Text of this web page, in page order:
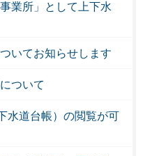
業所」として上下水
いてお知らせします
ついて
水道台帳）の閲覧が可